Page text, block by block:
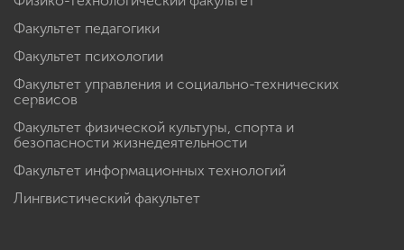
Факультет педагогики
Факультет психологии
Факультет управления и социально-технических
сервисов
Факультет физической культуры, спорта и
безопасности жизнедеятельности
Факультет информационных технологий
Лингвистический факультет